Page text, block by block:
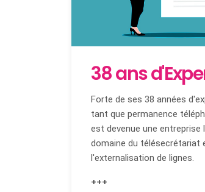
38 ans
Forte de ses 38 années
tant que permanence
est devenue une entreprise
domaine du télésecrétariat
l'externalisation de lignes.
+++